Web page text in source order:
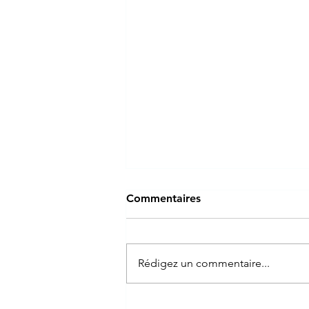
Commentaires
Rédigez un commentaire...